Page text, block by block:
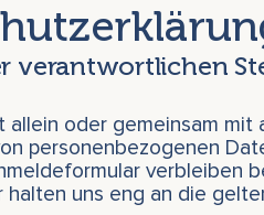
verantwortlichen
oder gemeinsam mit
personenbezogenen
verbleiben
halten uns eng an die